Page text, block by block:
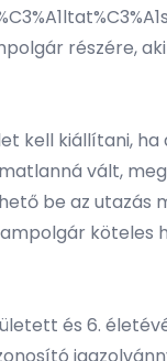
részére,
kell kiállítani,
vált,
be az utazás
köteles
és 6.